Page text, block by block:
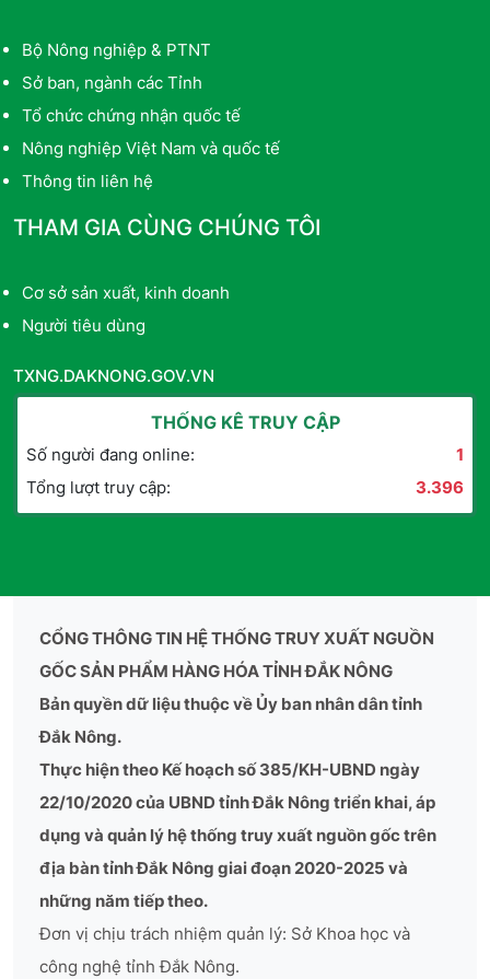
Bộ Nông nghiệp & PTNT
Sở ban, ngành các Tỉnh
Tổ chức chứng nhận quốc tế
Nông nghiệp Việt Nam và quốc tế
Thông tin liên hệ
THAM GIA CÙNG CHÚNG TÔI
Cơ sở sản xuất, kinh doanh
Người tiêu dùng
TXNG.DAKNONG.GOV.VN
THỐNG KÊ TRUY CẬP
Số người đang online:
1
Tổng lượt truy cập:
3.396
CỔNG THÔNG TIN HỆ THỐNG TRUY XUẤT NGUỒN
GỐC SẢN PHẨM HÀNG HÓA TỈNH ĐẮK NÔNG
Bản quyền dữ liệu thuộc về Ủy ban nhân dân tỉnh
Đắk Nông.
Thực hiện theo Kế hoạch số 385/KH-UBND ngày
22/10/2020 của UBND tỉnh Đắk Nông triển khai, áp
dụng và quản lý hệ thống truy xuất nguồn gốc trên
địa bàn tỉnh Đắk Nông giai đoạn 2020-2025 và
những năm tiếp theo.
Đơn vị chịu trách nhiệm quản lý: Sở Khoa học và
công nghệ tỉnh Đắk Nông.